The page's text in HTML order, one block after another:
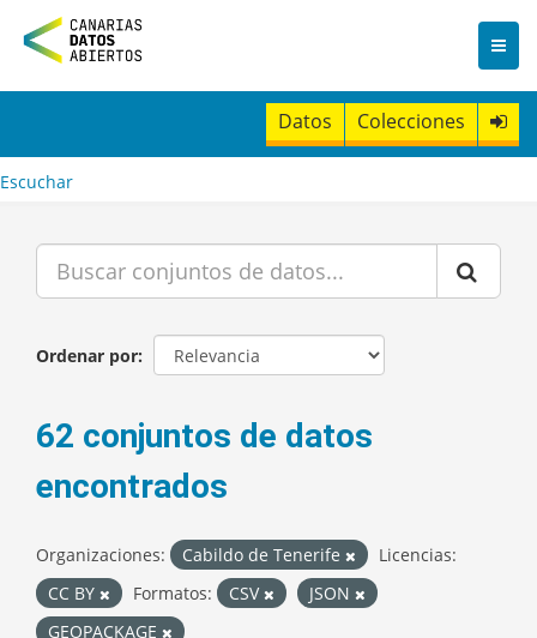
n
t
Datos Colecciones
Escuchar
Ordenar por
62 conjuntos de datos
encontrados
Organizaciones: Cabildo de Tenerife
Licencias:
CC BY
Formatos: CSV
JSON
GEOPACKAGE